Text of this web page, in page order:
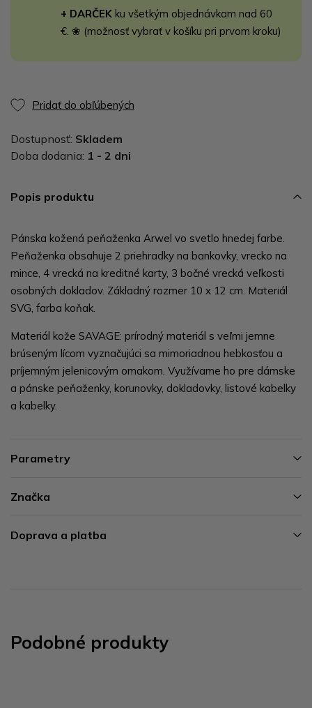
+ DARČEK ku všetkým objednávkam nad 60
€. ❀ (možnosť vybrať v košíku pri prvom kroku)
Pridať do obľúbených
Dostupnosť: Skladem
Doba dodania: 1 - 2 dni
Popis produktu
Pánska kožená peňaženka Arwel vo svetlo hnedej farbe.
Peňaženka obsahuje 2 priehradky na bankovky, vrecko na
mince, 4 vrecká na kreditné karty, 3 bočné vrecká veľkosti
osobných dokladov. Základný rozmer 10 x 12 cm. Materiál
SVG, farba koňak.
Materiál kože SAVAGE: prírodný materiál s veľmi jemne
brúseným lícom vyznačujúci sa mimoriadnou hebkosťou a
príjemným jelenicovým omakom. Využívame ho pre dámske
a pánske peňaženky, korunovky, dokladovky, listové kabelky
a kabelky.
Parametry
Značka
Doprava a platba
Podobné produkty